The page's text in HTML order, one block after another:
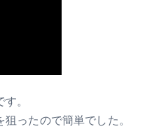
。
ったので簡単でした。